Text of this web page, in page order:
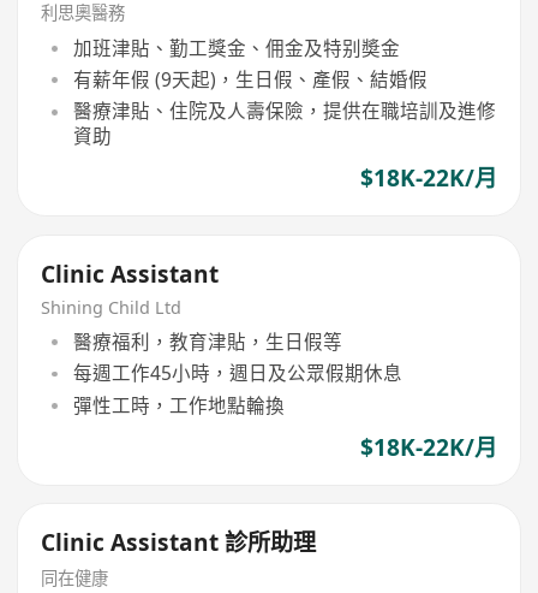
利思奧醫務
加班津貼、勤工獎金、佣金及特别奬金
有薪年假 (9天起)，生日假、產假、結婚假
醫療津貼、住院及人壽保險，提供在職培訓及進修
資助
$18K-22K/月
Clinic Assistant
Shining Child Ltd
醫療福利，教育津貼，生日假等
每週工作45小時，週日及公眾假期休息
彈性工時，工作地點輪換
$18K-22K/月
Clinic Assistant 診所助理
同在健康